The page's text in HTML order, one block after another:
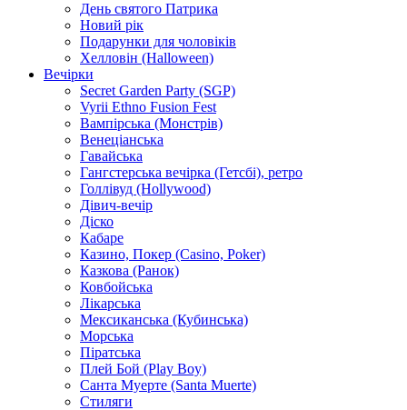
День святого Патрика
Новий рік
Подарунки для чоловіків
Хелловін (Halloween)
Вечірки
Secret Garden Party (SGP)
Vyrii Ethno Fusion Fest
Вампірська (Монстрів)
Венеціанська
Гавайська
Гангстерська вечірка (Гетсбі), ретро
Голлівуд (Hollywood)
Дівич-вечір
Діско
Кабаре
Казино, Покер (Casino, Poker)
Казкова (Ранок)
Ковбойська
Лікарська
Мексиканська (Кубинська)
Морська
Піратська
Плей Бой (Play Boy)
Санта Муерте (Santa Muerte)
Стиляги